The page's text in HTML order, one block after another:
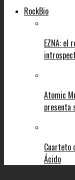
RockBio
EZNA: el
Atomic
presenta
Cuarteto
Ácido